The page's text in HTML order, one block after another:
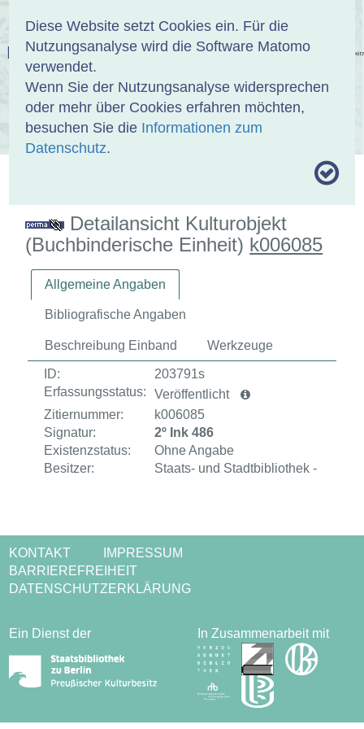
Diese Website setzt Cookies ein. Für die
Nutzungsanalyse wird die Software Matomo
verwendet.
Wenn Sie der Nutzungsanalyse widersprechen
oder mehr über Cookies erfahren möchten,
besuchen Sie die Informationen zum
Datenschutz.
EINBANDDATENBANK
ÜBER UNS SAMMLUNGEN SUCHE
Detailansicht Kulturobjekt
(Buchbinderische Einheit) k006085
Allgemeine Angaben
Bibliografische Angaben
Beschreibung Einband Werkzeuge
ID:
203791s
Erfassungsstatus:
Veröffentlicht
Zitiernummer:
k006085
Signatur:
2º Ink 486
Existenzstatus:
Ohne Angabe
Besitzer:
Staats- und Stadtbibliothek -
KONTAKT
IMPRESSUM
BARRIEREFREIHEIT
DATENSCHUTZERKLÄRUNG
Ein Dienst der In Zusammenarbeit mit